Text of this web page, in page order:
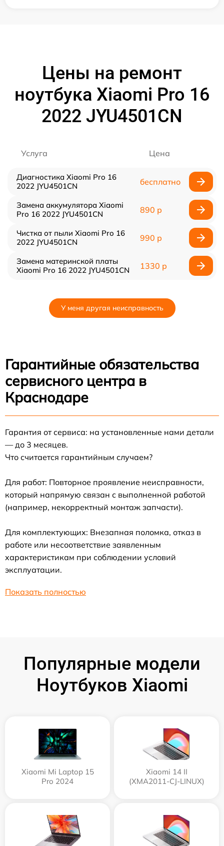
Цены на ремонт
ноутбука Xiaomi Pro 16
2022 JYU4501CN
Услуга Цена
Диагностика Xiaomi Pro 16
2022 JYU4501CN
бесплатно
Замена аккумулятора Xiaomi
Pro 16 2022 JYU4501CN
890 р
Чистка от пыли Xiaomi Pro 16
2022 JYU4501CN
990 р
Замена материнской платы
Xiaomi Pro 16 2022 JYU4501CN
1330 р
У меня другая неисправность
Гарантийные обязательства
сервисного центра в
Краснодаре
Гарантия от сервиса: на установленные нами детали
— до 3 месяцев.
Что считается гарантийным случаем?
Для работ: Повторное проявление неисправности,
который напрямую связан с выполненной работой
(например, некорректный монтаж запчасти).
Для комплектующих: Внезапная поломка, отказ в
работе или несоответствие заявленным
характеристикам при соблюдении условий
эксплуатации.
Показать полностью
Популярные модели
Ноутбуков Xiaomi
Xiaomi Mi Laptop 15
Pro 2024
Xiaomi 14 II
(XMA2011-CJ-LINUX)